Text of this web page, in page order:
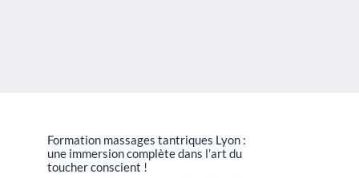
Formation massages tantriques Lyon :
une immersion complète dans l’art du
toucher conscient !